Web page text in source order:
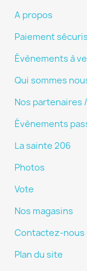
A propos
Paiement
Évènements à
Qui sommes
Nos partenaires
Évènements
La sainte 206
Photos
Vote
Nos magasins
Contactez-nous
Plan du site